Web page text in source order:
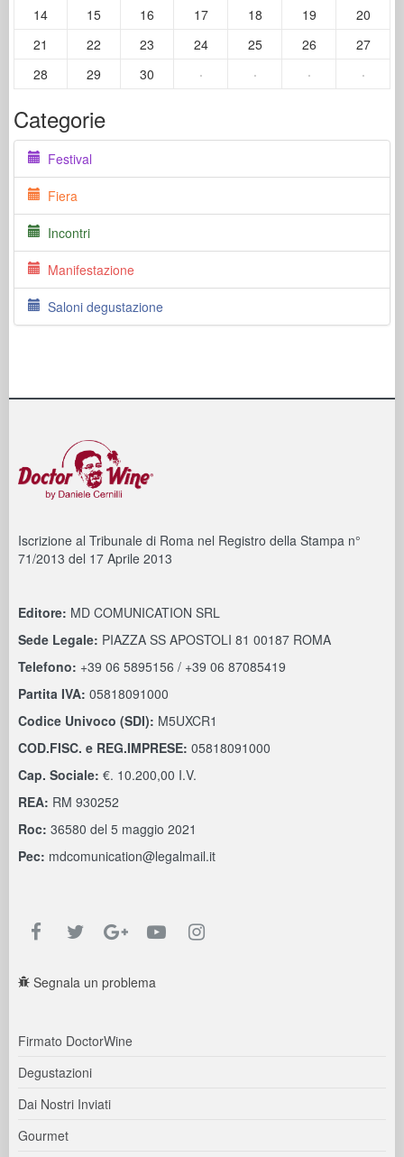
14 15 16 17 18 19
20
21
22 23 24 25 26
27
28
29 30 · · · ·
Categorie
Festival
Fiera
Incontri
Manifestazione
Saloni degustazione
Iscrizione al Tribunale di Roma nel Registro della Stampa n°
71/2013 del 17 Aprile 2013
Editore: MD COMUNICATION SRL
Sede Legale: PIAZZA SS APOSTOLI 81 00187 ROMA
Telefono: +39 06 5895156 / +39 06 87085419
Partita IVA: 05818091000
Codice Univoco (SDI): M5UXCR1
COD.FISC. e REG.IMPRESE: 05818091000
Cap. Sociale: €. 10.200,00 I.V.
REA: RM 930252
Roc: 36580 del 5 maggio 2021
Pec: mdcomunication@legalmail.it
Segnala un problema
Firmato DoctorWine
Degustazioni
Dai Nostri Inviati
Gourmet